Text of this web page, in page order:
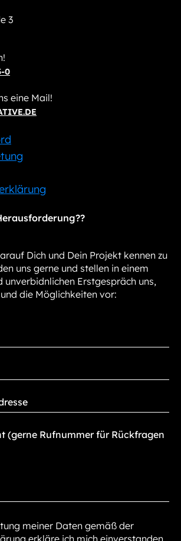
3
0
eine Mail!
Dich und Dein Projekt kennen zu
uns gerne und stellen in einem
unverbidnlichen Erstgespräch uns,
die Möglichkeiten vor:
meiner Daten gemäß der